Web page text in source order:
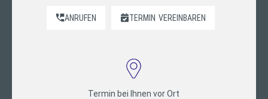
ANRUFEN TERMIN VEREINBAREN
Termin bei Ihnen vor Ort